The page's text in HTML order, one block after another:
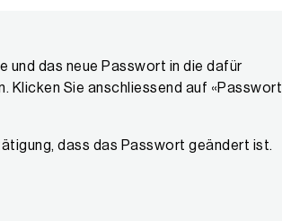
und das neue Passwort in die dafür
Klicken Sie anschliessend auf «Passwort
dass das Passwort geändert ist.